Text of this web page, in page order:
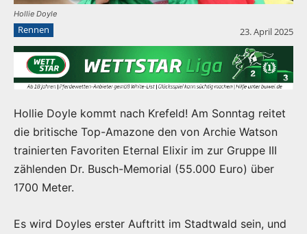
Hollie Doyle
Rennen 23. April 2025
Hollie Doyle kommt nach Krefeld! Am Sonntag reitet
die britische Top-Amazone den von Archie Watson
trainierten Favoriten Eternal Elixir im zur Gruppe III
zählenden Dr. Busch-Memorial (55.000 Euro) über
1700 Meter.
Es wird Doyles erster Auftritt im Stadtwald sein, und